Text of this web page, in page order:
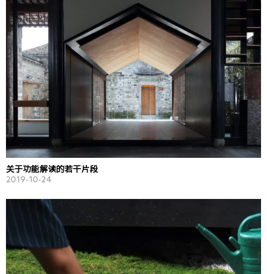
关于功能解读的若干片段
2019-10-24